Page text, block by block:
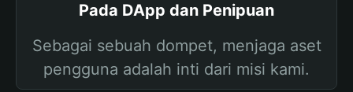
Pada DApp dan Penipuan
Sebagai sebuah dompet, menjaga aset
pengguna adalah inti dari misi kami.